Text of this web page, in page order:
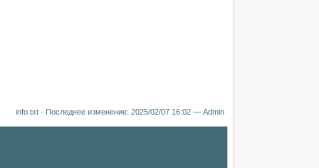
info.txt· Последнее изменение: 2025/02/07 16:02— Admin